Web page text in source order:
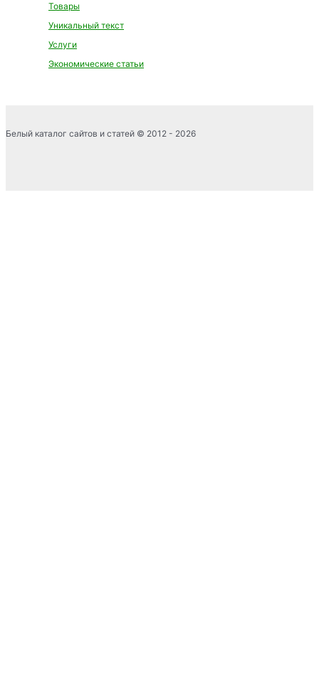
Товары
Уникальный текст
Услуги
Экономические статьи
Белый каталог сайтов и статей © 2012 - 2026